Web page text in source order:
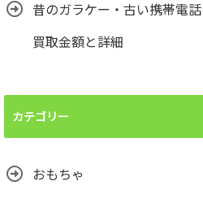
昔のガラケー・古い携帯電
買取金額と詳細
カテゴリー
おもちゃ